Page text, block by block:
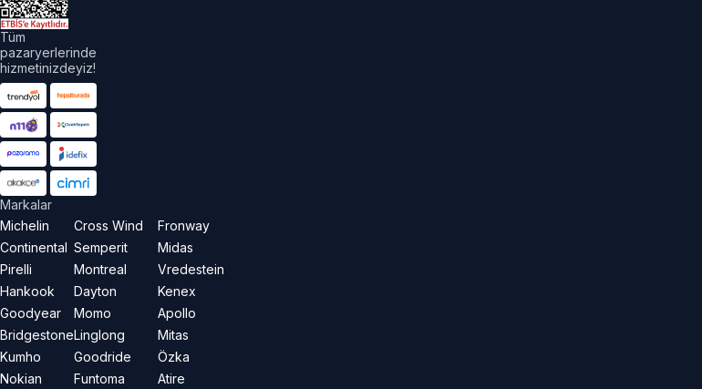
Tüm
pazaryerlerinde
hizmetinizdeyiz!
Markalar
Michelin
Continental
Pirelli
Hankook
Goodyear
Bridgestone
Kumho
Nokian
Cross Wind
Semperit
Montreal
Dayton
Momo
Linglong
Goodride
Funtoma
Fronway
Midas
Vredestein
Kenex
Apollo
Mitas
Özka
Atire